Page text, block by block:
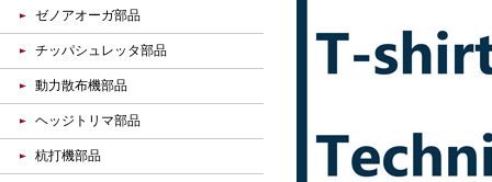
ゼノアオーガ部品
チッパシュレッタ部品
動力散布機部品
ヘッジトリマ部品
杭打機部品